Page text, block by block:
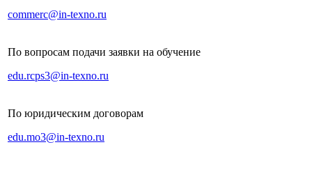
commerc@in-texno.ru
По вопросам подачи заявки на обучение
edu.rcps3@in-texno.ru
По юридическим договорам
edu.mo3@in-texno.ru